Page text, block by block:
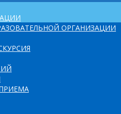
ОРГАНИЗАЦИИ